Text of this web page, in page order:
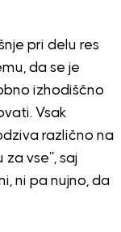
pri delu res
da se je
izhodiščno
Vsak
različno na
vse”, saj
ni pa nujno, da